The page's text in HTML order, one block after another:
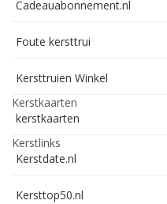
Cadeauabonnement.nl
Foute kersttrui
Kersttruien Winkel
Kerstkaarten
kerstkaarten
Kerstlinks
Kerstdate.nl
Kersttop50.nl